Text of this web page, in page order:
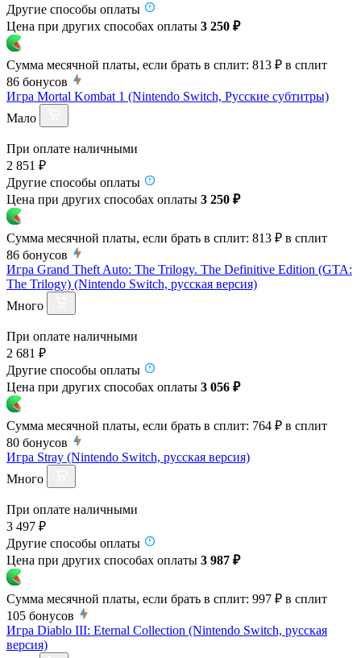
Другие способы оплаты
Цена при других способах оплаты 3 250 ₽
Сумма месячной платы, если брать в сплит: 813 ₽ в сплит
86 бонусов
Игра Mortal Kombat 1 (Nintendo Switch, Русские субтитры)
Мало
При оплате наличными
2 851 ₽
Другие способы оплаты
Цена при других способах оплаты 3 250 ₽
Сумма месячной платы, если брать в сплит: 813 ₽ в сплит
86 бонусов
Игра Grand Theft Auto: The Trilogy. The Definitive Edition (GTA:
The Trilogy) (Nintendo Switch, русская версия)
Много
При оплате наличными
2 681 ₽
Другие способы оплаты
Цена при других способах оплаты 3 056 ₽
Сумма месячной платы, если брать в сплит: 764 ₽ в сплит
80 бонусов
Игра Stray (Nintendo Switch, русская версия)
Много
При оплате наличными
3 497 ₽
Другие способы оплаты
Цена при других способах оплаты 3 987 ₽
Сумма месячной платы, если брать в сплит: 997 ₽ в сплит
105 бонусов
Игра Diablo III: Eternal Collection (Nintendo Switch, русская
версия)